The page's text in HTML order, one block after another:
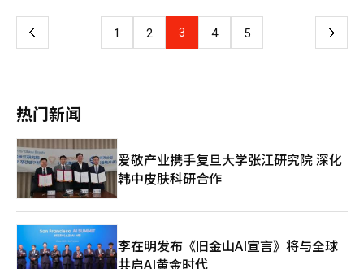
为韩国在AI时代的产业秩序中首次开始领先于日本的现实。※ 本报
道经人工智能（AI）系统翻译与编辑。
的“TIGER现代汽车集团+”吸引了5741亿韩元的资金流入，显示
出投资者对现代汽车的增值计划和机器人等新业务的期待。 相
反，收益率排名靠前的“KODEX三星集团”则流出了721亿韩元的
可能会加大股市的波动性。”他还指出，在增长率放缓的担忧中，
本报道经人工智能（AI）系统翻译与编辑。
可能引发部门间的相对剥夺感。” 组织内部的裂痕正在转化为劳
资冲突。以DS部门为主的超大型工会主导了联合斗争，而以DX部
要，若罢工风险变为现实，可能会影响生产和客户信任。三星电子
争力不受损失。” 业界分析认为，三星电子在半导体繁荣中应加
强整体竞争力，同时还需解决内部冲突，面临双重挑战。 一位要
求匿名的三星电子员工表示：“总罢工的尝试主要集中在DS部
门，导致DX员工的不满加剧。现在大家觉得DS和DX更像是有不同
利益的组织，而不是同一家公司。”
21日开始总罢工。联合斗争的核心议题是DS部门的奖金。随着AI
半导体需求增加和内存市场回暖，工会要求将营业利润与奖金挂
视和家电长期以来是三星电子全球品牌价值的重要支柱，DX员工
的危机感自然加重。与此同时，外界对DS部门出色业绩和AI半导
体市场扩张的关注，使得DX部门在公司内外的努力未能得到应有
的认可。 最近，DX部门的工会成员大规模退出联合斗争总部，原
因是DS部门奖金议题的突出使得DX的相关问题被忽视。对此，动
行工会向以DS部门成员为主的超企业工会和全国三星电子工会发
文，要求遵守公平代表义务，分享谈判信息并禁止差别待遇。 一
位DX部门的相关人士表示：“由于公司整体员工中接近一半是DX
员工，DS主导的工会要求公司完全接受是困难的。”他认为，在
更极端的冲突发生之前，DS员工应当做出让步。 业界分析认为，
三星电子内部冲突可能对HBM等内存半导体的竞争力产生严重影
上 1 2 3 4 5 下
热门新闻
爱敬产业携手复旦大学张江研究院 深化
韩中皮肤科研合作
李在明发布《旧金山AI宣言》将与全球
共启AI黄金时代